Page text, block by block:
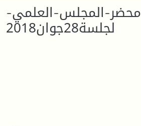
محضر-المجلس-العلمي-
لجلسة28جوان2018